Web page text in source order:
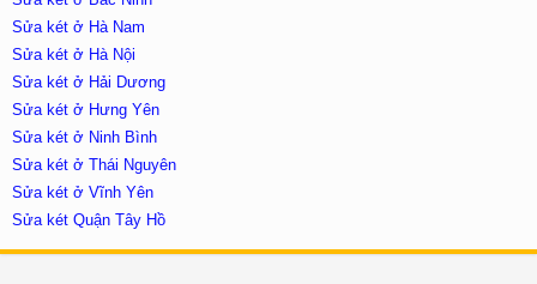
Sửa két ở Hà Nam
Sửa két ở Hà Nội
Sửa két ở Hải Dương
Sửa két ở Hưng Yên
Sửa két ở Ninh Bình
Sửa két ở Thái Nguyên
Sửa két ở Vĩnh Yên
Sửa két Quận Tây Hồ